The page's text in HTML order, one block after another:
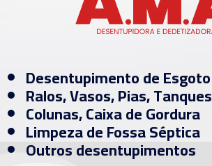
Desentupimento de Esgoto
Ralos, Vasos, Pias, Tanques
Colunas, Caixa de Gordura
Limpeza de Fossa Séptica
Outros desentupimentos